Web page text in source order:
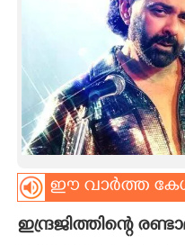
ART
ASTRO
CARTOONS
ഈ വാർത്ത
ഇന്ദ്രജിത്തിന്റെ